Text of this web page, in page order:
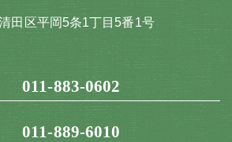
田区平岡5条1丁目5番1号
011-883-0602
011-889-6010